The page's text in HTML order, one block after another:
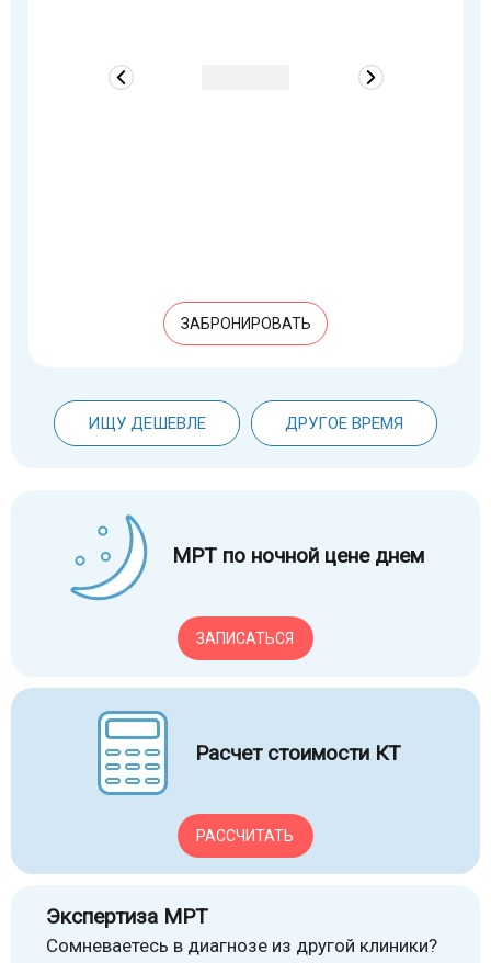
ЗАБРОНИРОВАТЬ
ИЩУ ДЕШЕВЛЕ ДРУГОЕ ВРЕМЯ
МРТ по ночной цене днем
ЗАПИСАТЬСЯ
Расчет стоимости КТ
РАССЧИТАТЬ
Экспертиза МРТ
Сомневаетесь в диагнозе из другой клиники?